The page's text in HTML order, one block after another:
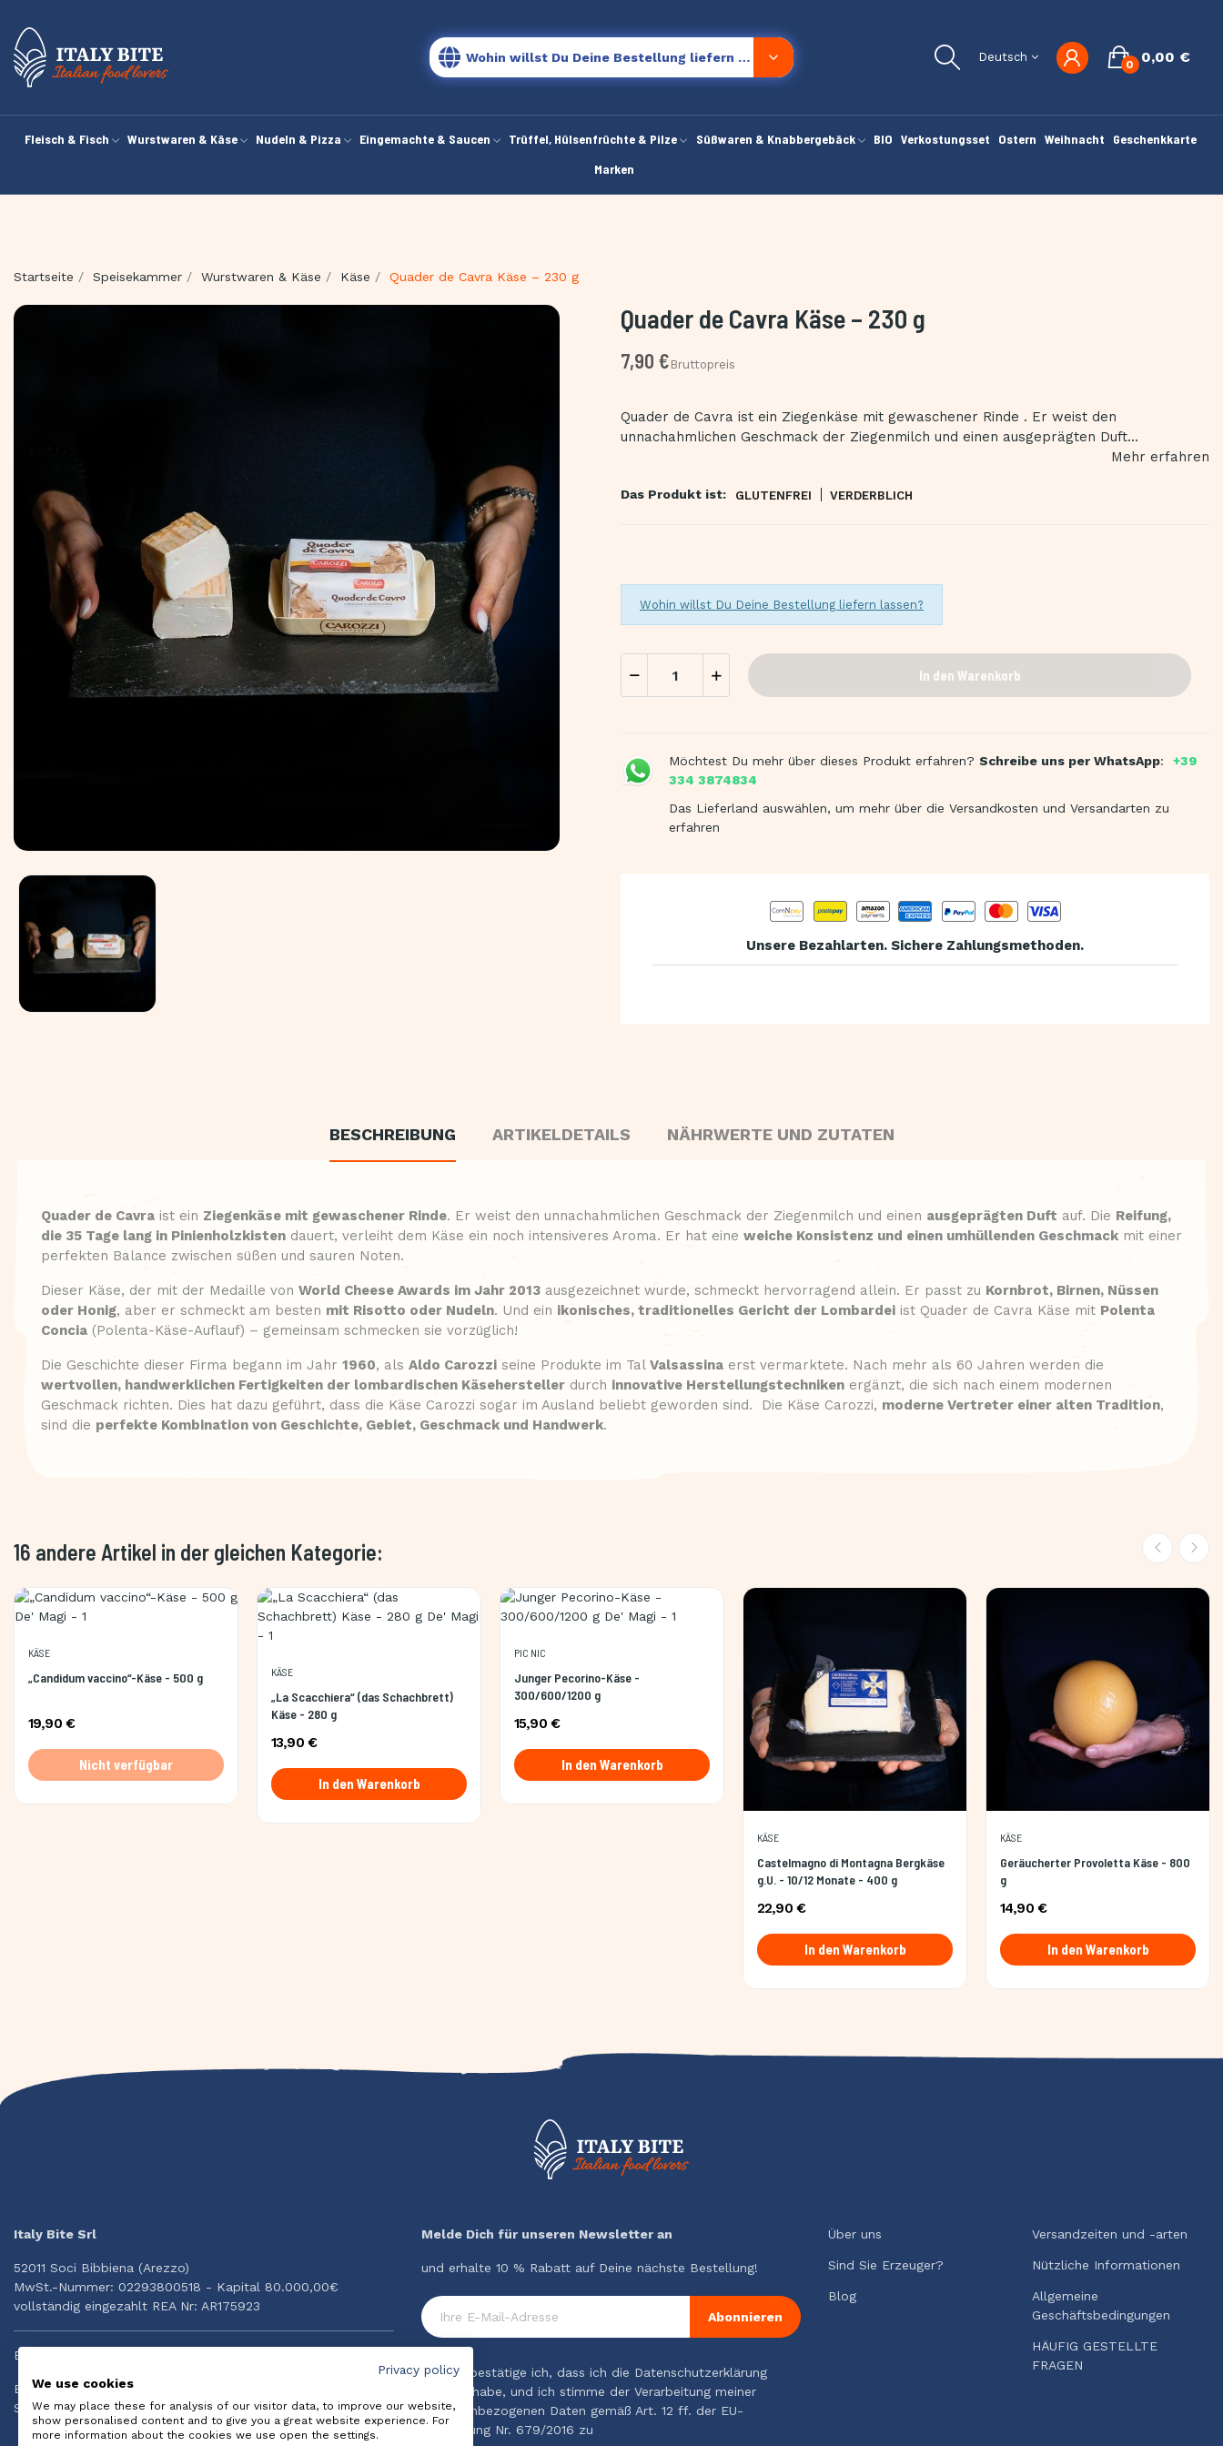
Wohin willst Du Deine Bestellung liefern lassen? Deutsch 0,00 €
0
Fleisch & Fisch Wurstwaren & Käse Nudeln & Pizza Eingemachte & Saucen Trüffel, Hülsenfrüchte & Pilze Süßwaren & Knabbergebäck BIO Verkostungsset Ostern Weihnacht
Geschenkkarte
Marken
Startseite Speisekammer Wurstwaren & Käse Käse Quader de Cavra Käse – 230 g
Quader de Cavra Käse – 230 g
7,90 € Bruttopreis
Quader de Cavra ist ein Ziegenkäse mit gewaschener Rinde . Er weist den
unnachahmlichen Geschmack der Ziegenmilch und einen ausgeprägten Duft...
Mehr erfahren
Das Produkt ist: GLUTENFREI VERDERBLICH
Wohin willst Du Deine Bestellung liefern lassen?
In den Warenkorb
Möchtest Du mehr über dieses Produkt erfahren? Schreibe uns per WhatsApp:
+39
334 3874834
Das Lieferland auswählen, um mehr über die Versandkosten und Versandarten zu
erfahren
Unsere Bezahlarten. Sichere Zahlungsmethoden.
BESCHREIBUNG ARTIKELDETAILS NÄHRWERTE UND ZUTATEN
Quader de Cavra ist ein Ziegenkäse mit gewaschener Rinde. Er weist den unnachahmlichen Geschmack der Ziegenmilch und einen ausgeprägten Duft auf. Die Reifung,
die 35 Tage lang in Pinienholzkisten dauert, verleiht dem Käse ein noch intensiveres Aroma. Er hat eine weiche Konsistenz und einen umhüllenden Geschmack mit einer
perfekten Balance zwischen süßen und sauren Noten.
Dieser Käse, der mit der Medaille von World Cheese Awards im Jahr 2013 ausgezeichnet wurde, schmeckt hervorragend allein. Er passt zu Kornbrot, Birnen, Nüssen
oder Honig, aber er schmeckt am besten mit Risotto oder Nudeln. Und ein ikonisches, traditionelles Gericht der Lombardei ist Quader de Cavra Käse mit Polenta
Concia (Polenta-Käse-Auflauf) – gemeinsam schmecken sie vorzüglich!
Die Geschichte dieser Firma begann im Jahr 1960, als Aldo Carozzi seine Produkte im Tal Valsassina erst vermarktete. Nach mehr als 60 Jahren werden die
wertvollen, handwerklichen Fertigkeiten der lombardischen Käsehersteller durch innovative Herstellungstechniken ergänzt, die sich nach einem modernen
Geschmack richten. Dies hat dazu geführt, dass die Käse Carozzi sogar im Ausland beliebt geworden sind. Die Käse Carozzi, moderne Vertreter einer alten Tradition,
sind die perfekte Kombination von Geschichte, Gebiet, Geschmack und Handwerk.
16 andere Artikel in der gleichen Kategorie:
KÄSE
„Candidum vaccino“-Käse - 500 g
19,90 €
Nicht verfügbar
KÄSE
„La Scacchiera“ (das Schachbrett)
Käse - 280 g
13,90 €
In den Warenkorb
PIC NIC
Junger Pecorino-Käse -
300/600/1200 g
15,90 €
In den Warenkorb
KÄSE
Castelmagno di Montagna Bergkäse
g.U. - 10/12 Monate - 400 g
22,90 €
In den Warenkorb
KÄSE
Geräucherter Provoletta Käse - 800
g
14,90 €
In den Warenkorb
Italy Bite Srl
52011 Soci Bibbiena (Arezzo)
MwSt.-Nummer: 02293800518 - Kapital 80.000,00€
vollständig eingezahlt REA Nr: AR175923
Brauchst Du Hilfe?
Email: info@italybite.it
Schnelle Hilfe per Whatsapp: +39 334.3874834
Melde Dich für unseren Newsletter an
und erhalte 10 % Rabatt auf Deine nächste Bestellung!
Abonnieren
Hiermit bestätige ich, dass ich die Datenschutzerklärung
gelesen habe, und ich stimme der Verarbeitung meiner
personenbezogenen Daten gemäß Art. 12 ff. der EU-
Verordnung Nr. 679/2016 zu
Über uns
Sind Sie Erzeuger?
Blog
Versandzeiten und -arten
Nützliche Informationen
Allgemeine
Geschäftsbedingungen
HÄUFIG GESTELLTE
FRAGEN
Privacy policy
We use cookies
We may place these for analysis of our visitor data, to improve our website,
show personalised content and to give you a great website experience. For
more information about the cookies we use open the settings.